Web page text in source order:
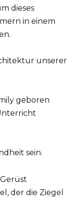
dieses
in einem
unserer
geboren
sein.
der die Ziegel